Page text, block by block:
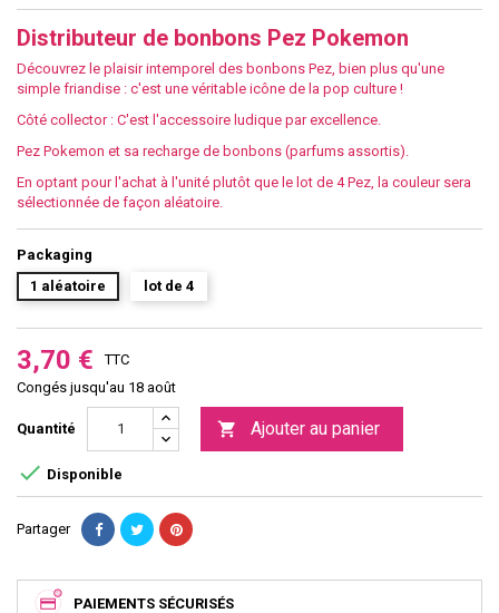
Distributeur de bonbons Pez Pokemon
Découvrez le plaisir intemporel des bonbons Pez, bien plus qu'une
simple friandise : c'est une véritable icône de la pop culture !
Côté collector : C'est l'accessoire ludique par excellence.
Pez Pokemon et sa recharge de bonbons (parfums assortis).
En optant pour l'achat à l'unité plutôt que le lot de 4 Pez, la couleur sera
sélectionnée de façon aléatoire.
Packaging
1 aléatoire
lot de 4
3,70 €
TTC
Congés jusqu'au 18 août
Quantité  Ajouter au panier
 Disponible
Partager
PAIEMENTS SÉCURISÉS